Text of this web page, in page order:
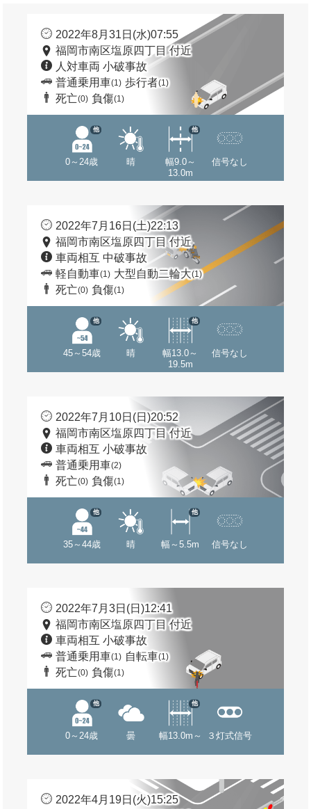
2022年8月31日(水)07:55
福岡市南区塩原四丁目 付近
人対車両 小破事故
普通乗用車(1) 歩行者(1)
死亡(0) 負傷(1)
0～24歳
他
晴
幅9.0～
13.0m
他
信号なし
2022年7月16日(土)22:13
福岡市南区塩原四丁目 付近
車両相互 中破事故
軽自動車(1) 大型自動二輪大(1)
死亡(0) 負傷(1)
45～54歳
他
晴
幅13.0～
19.5m
他
信号なし
2022年7月10日(日)20:52
福岡市南区塩原四丁目 付近
車両相互 小破事故
普通乗用車(2)
死亡(0) 負傷(1)
35～44歳
他
晴 幅～5.5m
他
信号なし
2022年7月3日(日)12:41
福岡市南区塩原四丁目 付近
車両相互 小破事故
普通乗用車(1) 自転車(1)
死亡(0) 負傷(1)
0～24歳
他
曇 幅13.0m～
他
３灯式信号
2022年4月19日(火)15:25